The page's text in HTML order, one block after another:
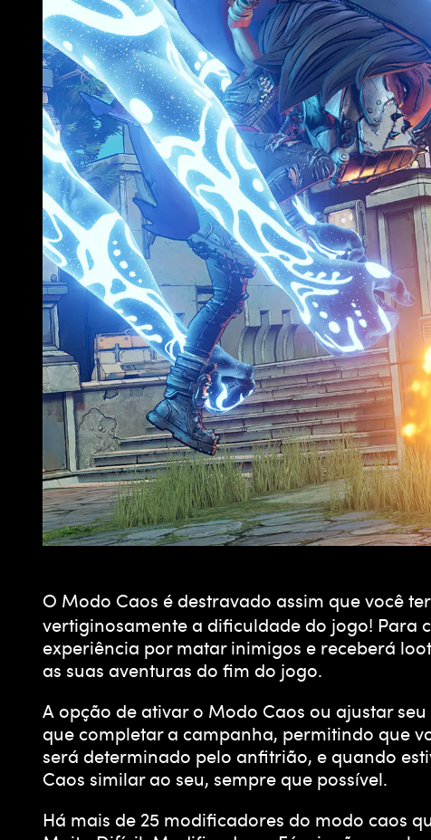
O Modo Caos é destravado assim que você
vertiginosamente a dificuldade do jogo! Para
experiência por matar inimigos e receberá
as suas aventuras do fim do jogo.
A opção de ativar o Modo Caos ou ajustar
que completar a campanha, permitindo que
será determinado pelo anfitrião, e quando
Caos similar ao seu, sempre que possível.
Há mais de 25 modificadores do modo caos